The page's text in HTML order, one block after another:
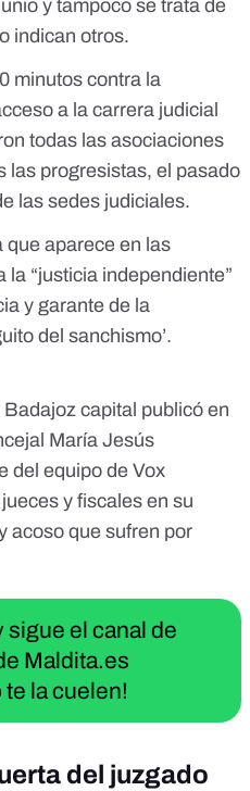
y tampoco se trata de
indican otros.
minutos contra la
a la carrera judicial
todas las asociaciones
las progresistas, el pasado
las sedes judiciales.
que aparece en las
“justicia independiente”
y garante de la
del sanchismo’.
capital publicó en
María Jesús
del equipo de Vox
y fiscales en su
acoso que sufren por
sigue el canal de
Maldita.es
te la cuelen!
del juzgado